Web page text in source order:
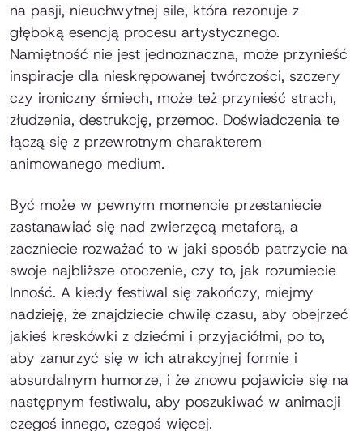
na pasji, nieuchwytnej sile, która rezonuje z
głęboką esencją procesu artystycznego.
Namiętność nie jest jednoznaczna, może przynieść
inspiracje dla nieskrępowanej twórczości, szczery
czy ironiczny śmiech, może też przynieść strach,
złudzenia, destrukcję, przemoc. Doświadczenia te
łączą się z przewrotnym charakterem
animowanego medium.
Być może w pewnym momencie przestaniecie
zastanawiać się nad zwierzęcą metaforą, a
zaczniecie rozważać to w jaki sposób patrzycie na
swoje najbliższe otoczenie, czy to, jak rozumiecie
Inność. A kiedy festiwal się zakończy, miejmy
nadzieję, że znajdziecie chwilę czasu, aby obejrzeć
jakieś kreskówki z dziećmi i przyjaciółmi, po to,
aby zanurzyć się w ich atrakcyjnej formie i
absurdalnym humorze, i że znowu pojawicie się na
następnym festiwalu, aby poszukiwać w animacji
czegoś innego, czegoś więcej.